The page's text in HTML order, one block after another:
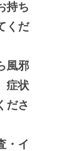
持ち
くだ
風邪
症状
ださ
・イ